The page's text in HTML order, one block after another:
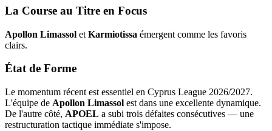
La Course au Titre en Focus
Apollon Limassol et Karmiotissa émergent comme les favoris
clairs.
État de Forme
Le momentum récent est essentiel en Cyprus League 2026/2027.
L'équipe de Apollon Limassol est dans une excellente dynamique.
De l'autre côté, APOEL a subi trois défaites consécutives — une
restructuration tactique immédiate s'impose.